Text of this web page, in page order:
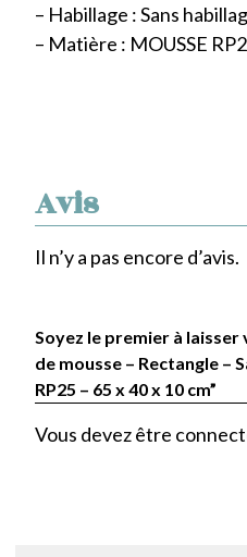
Avis
Il n’y a pas encore d’avis.
Soyez le premier à
de mousse – Rectangle –
RP25 – 65 x 40 x 10 cm”
Vous devez être
– Habillage : Sans
– Matière : MOUSSE